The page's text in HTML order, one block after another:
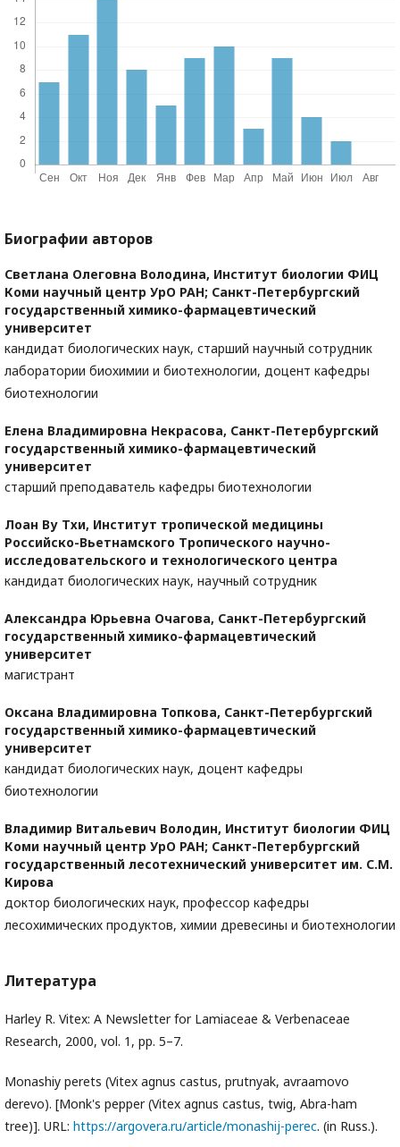
Биографии авторов
Светлана Олеговна Володина, Институт биологии ФИЦ
Коми научный центр УрО РАН; Санкт-Петербургский
государственный химико-фармацевтический
университет
кандидат биологических наук, старший научный сотрудник
лаборатории биохимии и биотехнологии, доцент кафедры
биотехнологии
Елена Владимировна Некрасова, Санкт-Петербургский
государственный химико-фармацевтический
университет
старший преподаватель кафедры биотехнологии
Лоан Ву Тхи, Институт тропической медицины
Российско-Вьетнамского Тропического научно-
исследовательского и технологического центра
кандидат биологических наук, научный сотрудник
Александра Юрьевна Очагова, Санкт-Петербургский
государственный химико-фармацевтический
университет
магистрант
Оксана Владимировна Топкова, Санкт-Петербургский
государственный химико-фармацевтический
университет
кандидат биологических наук, доцент кафедры
биотехнологии
Владимир Витальевич Володин, Институт биологии ФИЦ
Коми научный центр УрО РАН; Санкт-Петербургский
государственный лесотехнический университет им. С.М.
Кирова
доктор биологических наук, профессор кафедры
лесохимических продуктов, химии древесины и биотехнологии
Литература
Harley R. Vitex: A Newsletter for Lamiaceae & Verbenaceae
Research, 2000, vol. 1, pp. 5–7.
Monashiy perets (Vitex agnus castus, prutnyak, avraamovo
derevo). [Monk's pepper (Vitex agnus castus, twig, Abra-ham
tree)]. URL: https://argovera.ru/article/monashij-perec. (in Russ.).